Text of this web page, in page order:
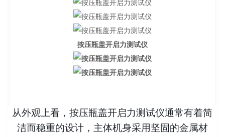
按压瓶盖开启力测试仪
从外观上看，按压瓶盖开启力测试仪通常有着简
洁而稳重的设计，主体机身采用坚固的金属材